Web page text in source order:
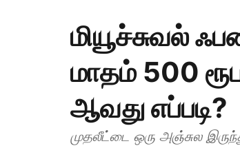
மியூச்சுவல்
மாதம் 500
ஆவது எப்படி?
முதலீட்டை ஒரு அஞ்சுல